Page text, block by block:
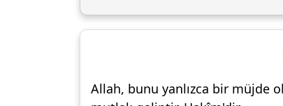
Allah, bunu yanlızca bir müjde